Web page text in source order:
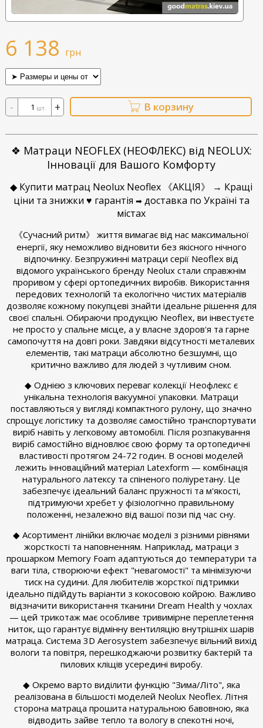
6 138 грн
- +
шт. В корзину
❖ Матраци NEOFLEX (НЕОФЛЕКС) від NEOLUX:
Інновації для Вашого Комфорту
◆ Купити матрац Neolux Neoflex 《АКЦІЯ》 → Кращі
ціни та знижки ♥ гарантія ➡доставка по Україні та
містах
《Сучасний ритм》 життя вимагає від нас максимальної
енергії, яку неможливо відновити без якісного нічного
відпочинку. Безпружинні матраци серії Neoflex від
відомого українського бренду Neolux стали справжнім
проривом у сфері ортопедичних виробів. Використання
передових технологій та екологічно чистих матеріалів
дозволяє кожному покупцеві знайти ідеальне рішення для
своєї спальні. Обираючи продукцію Neoflex, ви інвестуєте
не просто у спальне місце, а у власне здоров'я та гарне
самопочуття на довгі роки. Завдяки відсутності металевих
елементів, такі матраци абсолютно безшумні, що
критично важливо для людей з чутливим сном.
◆ Однією з ключових переваг колекції Неофлекс є
унікальна технологія вакуумної упаковки. Матраци
поставляються у вигляді компактного рулону, що значно
спрощує логістику та дозволяє самостійно транспортувати
виріб навіть у легковому автомобілі. Після розпакування
виріб самостійно відновлює свою форму та ортопедичні
властивості протягом 24-72 годин. В основі моделей
лежить інноваційний матеріал Latexform — комбінація
натурального латексу та спіненого поліуретану. Це
забезпечує ідеальний баланс пружності та м'якості,
підтримуючи хребет у фізіологічно правильному
положенні, незалежно від вашої пози під час сну.
◆ Асортимент лінійки включає моделі з різними рівнями
жорсткості та наповненням. Наприклад, матраци з
прошарком Memory Foam адаптуються до температури та
ваги тіла, створюючи ефект "невагомості" та мінімізуючи
тиск на судини. Для любителів жорсткої підтримки
ідеально підійдуть варіанти з кокосовою койрою. Важливо
відзначити використання тканини Dream Health у чохлах
— цей трикотаж має особливе тривимірне переплетення
ниток, що гарантує відмінну вентиляцію внутрішніх шарів
матраца. Система 3D Aerosystem забезпечує вільний вихід
вологи та повітря, перешкоджаючи розвитку бактерій та
пилових кліщів усередині виробу.
◆ Окремо варто виділити функцію "Зима/Літо", яка
реалізована в більшості моделей Neolux Neoflex. Літня
сторона матраца прошита натуральною бавовною, яка
відводить зайве тепло та вологу в спекотні ночі,